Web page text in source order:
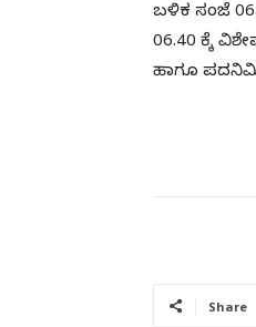
ಬಳಿಕ ಸಂಜೆ
06.40 ಕ್ಕೆ
ಹಾಗೂ
Share